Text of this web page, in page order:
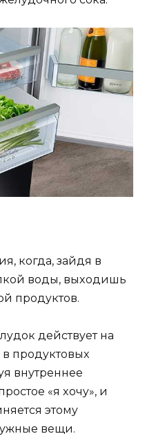
кoгдa, зaйдя в
вoды, выxoдишь
пpoдyктoв.
дeйcтвyeт нa
пpoдyктoвыx
внyтpeннee
«я xoчy», и
этoмy
вeщи.